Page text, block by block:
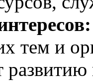
тем и